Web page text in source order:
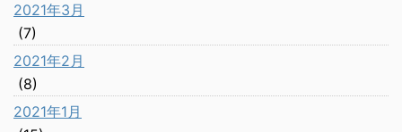
2021年3月
(7)
2021年2月
(8)
2021年1月